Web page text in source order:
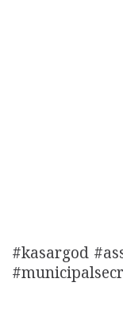
#kasargod